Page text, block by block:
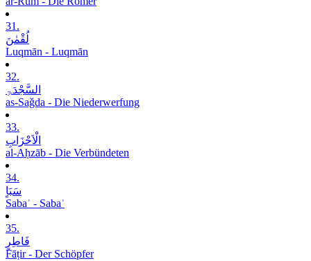
31.
لُقْمٰنَ
Luqmān - Luqmān
32.
السَّجْدَۃِ
as-Saǧda - Die Niederwerfung
33.
الْاَحْزَابِ
al-Aḥzāb - Die Verbündeten
34.
سَبَاٍ
Sabaʾ - Sabaʾ
35.
فَاطِرٍ
Fāṭir - Der Schöpfer